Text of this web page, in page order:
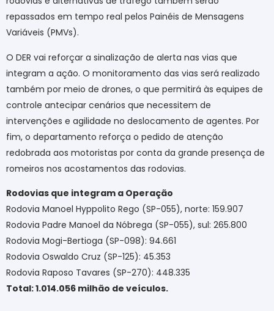
repassados em tempo real pelos Painéis de Mensagens
Variáveis (PMVs).
O DER vai reforçar a sinalização de alerta nas vias que
integram a ação. O monitoramento das vias será realizado
também por meio de drones, o que permitirá às equipes de
controle antecipar cenários que necessitem de
intervenções e agilidade no deslocamento de agentes. Por
fim, o departamento reforça o pedido de atenção
redobrada aos motoristas por conta da grande presença de
romeiros nos acostamentos das rodovias.
Rodovias que integram a Operação
Rodovia Manoel Hyppolito Rego (SP-055), norte: 159.907
Rodovia Padre Manoel da Nóbrega (SP-055), sul: 265.800
Rodovia Mogi-Bertioga (SP-098): 94.661
Rodovia Oswaldo Cruz (SP-125): 45.353
Rodovia Raposo Tavares (SP-270): 448.335
Total: 1.014.056 milhão de veículos.